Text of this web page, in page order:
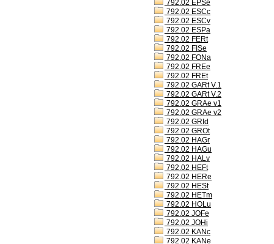
792.02 EPSe
792.02 ESCc
792.02 ESCv
792.02 ESPa
792.02 FERt
792.02 FISe
792.02 FONa
792.02 FREe
792.02 FREt
792.02 GARt V.1
792.02 GARt V.2
792.02 GRAe v1
792.02 GRAe v2
792.02 GRId
792.02 GROt
792.02 HAGr
792.02 HAGu
792.02 HALv
792.02 HEFt
792.02 HERe
792.02 HESt
792.02 HETm
792.02 HOLu
792.02 JOFe
792.02 JOHi
792.02 KANc
792.02 KANe